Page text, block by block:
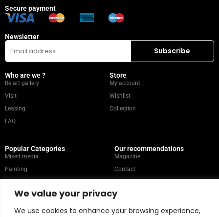
We value your privacy
We use cookies to enhance your browsing experience,
Secure payment
Newsletter
Who are we ?
Belart gallery
Visit
Leasing
FAQ
Store
My account
Wishlist
Collection
Popular Categories
Mixed media
Painting
Portrait
Our recommendations
Magazine
Contact